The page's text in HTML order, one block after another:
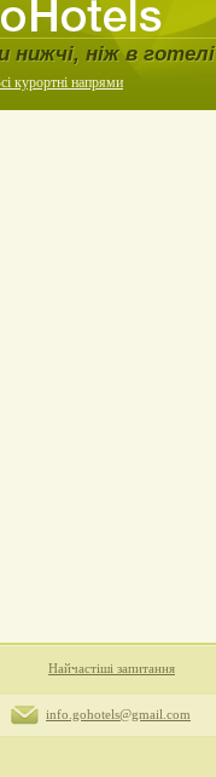
нижчі, ніж в готелі
курортні напрями
Найчастіші запитання
info.gohotels@gmail.com